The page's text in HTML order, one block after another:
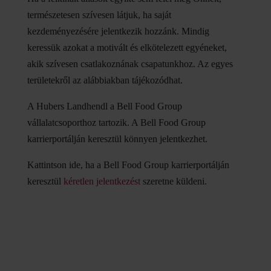
természetesen szívesen látjuk, ha saját
kezdeményezésére jelentkezik hozzánk. Mindig
keressük azokat a motivált és elkötelezett egyéneket,
akik szívesen csatlakoznának csapatunkhoz. Az egyes
területekről az alábbiakban tájékozódhat.
A Hubers Landhendl a Bell Food Group
vállalatcsoporthoz tartozik. A Bell Food Group
karrierportálján keresztül könnyen jelentkezhet.
Kattintson ide, ha a Bell Food Group karrierportálján
keresztül kéretlen jelentkezéstszeretne küldeni.